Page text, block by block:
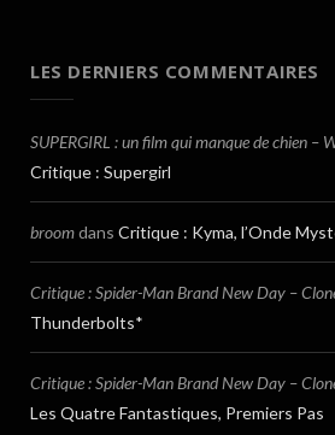
LES DERNIERS COMMENTAIRES
SUPERGIRL : un film qui manque de chien –
Critique : Supergirl
broomdans Critique : Kyma, l’Onde
Critique : Spider-Man Brand New Day –
Thunderbolts*
Critique : Spider-Man Brand New Day –
Les Quatre Fantastiques, Premiers Pas